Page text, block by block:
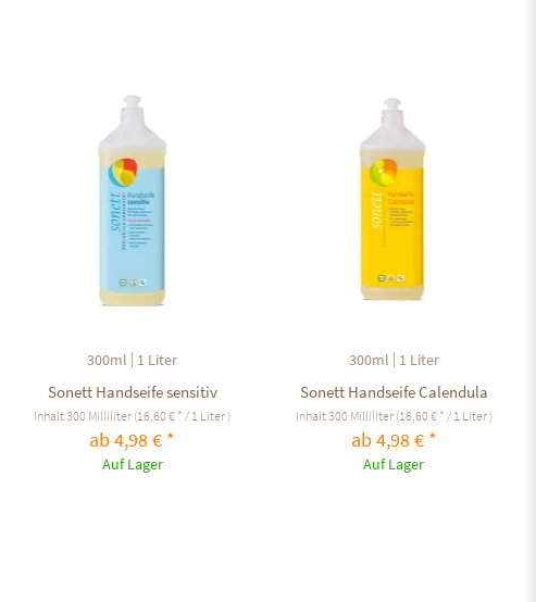
300ml | 1 Liter
Sonett Handseife sensitiv
Inhalt300 Milliliter (16,60 € * / 1 Liter )
ab 4,98 € *
Auf Lager
300ml | 1 Liter
Sonett Handseife Calendula
Inhalt300 Milliliter (16,60 € * / 1 Liter )
ab 4,98 € *
Auf Lager